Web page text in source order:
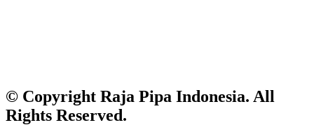
© Copyright Raja Pipa Indonesia. All
Rights Reserved.